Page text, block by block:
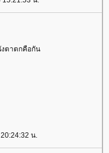
ตาตกคือกัน
น.